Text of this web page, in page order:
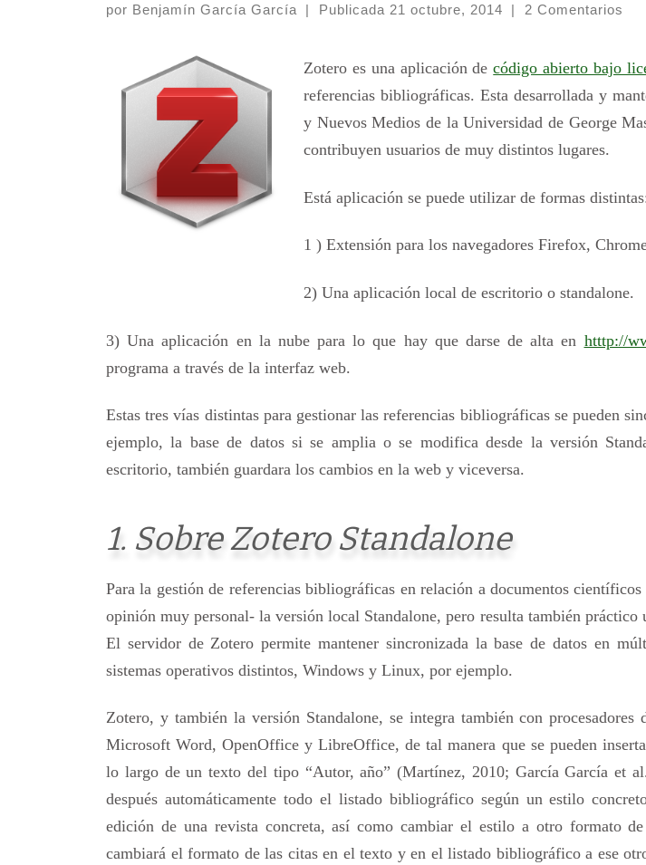
por Benjamín García García | Publicada 21 octubre, 2014 | 2 Comentarios
Zotero es una aplicación decódigo abierto bajo
referencias bibliográficas. Esta desarrollada y
y Nuevos Medios de la Universidad de George
contribuyen usuarios de muy distintos lugares.
Está aplicación se puede utilizar de formas
1 ) Extensión para los navegadores Firefox,
2) Una aplicación local de escritorio o standalone.
3) Una aplicación en la nube para lo que hay que darse de alta en htttp://
programa a través de la interfaz web.
Estas tres vías distintas para gestionar las referencias bibliográficas se pueden
ejemplo, la base de datos si se amplia o se modifica desde la versión
escritorio, también guardara los cambios en la web y viceversa.
1. Sobre Zotero Standalone
Para la gestión de referencias bibliográficas en relación a documentos
opinión muy personal- la versión local Standalone, pero resulta también
El servidor de Zotero permite mantener sincronizada la base de datos en
sistemas operativos distintos, Windows y Linux, por ejemplo.
Zotero, y también la versión Standalone, se integra también con
Microsoft Word, OpenOffice y LibreOffice, de tal manera que se pueden
lo largo de un texto del tipo “Autor, año” (Martínez, 2010; García García et
después automáticamente todo el listado bibliográfico según un estilo
edición de una revista concreta, así como cambiar el estilo a otro formato
cambiará el formato de las citas en el texto y en el listado bibliográfico a ese